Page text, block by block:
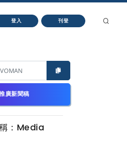
登入 刊登
廣新聞稿
：Media